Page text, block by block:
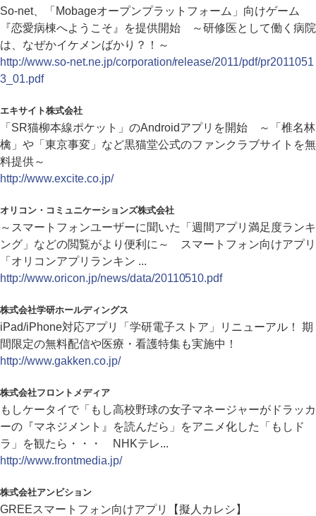
So-net、「Mobageオープンプラットフォーム」向けゲーム
『恋愛病棟へようこそ』を提供開始 ～研修医として働く病院
は、なぜかイケメンばかり？！～
http://www.so-net.ne.jp/corporation/release/2011/pdf/pr2011051
3_01.pdf
エキサイト株式会社
「SR猫柳本線ポケット」のAndroidアプリを開始 ～「椎名林
檎」や「東京事変」など黒猫堂公式のファンクラブサイトを無
料提供～
http://www.excite.co.jp/
オリコン・コミュニケーションズ株式会社
～スマートフォンユーザーに聞いた「週間アプリ満足度ランキ
ング」などの閲覧がより便利に～ スマートフォン向けアプリ
「オリコンアプリランキン ...
http://www.oricon.jp/news/data/20110510.pdf
株式会社学研ホールディングス
iPad/iPhone対応アプリ「学研電子ストア」リニューアル！ 期
間限定の無料配信や医療・看護特集も実施中！
http://www.gakken.co.jp/
株式会社フロントメディア
もしケータイで「もし高校野球の女子マネージャーがドラッカ
ーの『マネジメント』を読んだら」をアニメ化した「もしド
ラ」を観たら・・・ NHKテレ...
http://www.frontmedia.jp/
株式会社アンビション
GREEスマートフォン向けアプリ【擬人カレシ】